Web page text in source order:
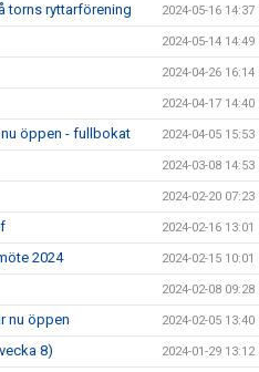
torns ryttarförening 2024-05-16 14:37
2024-05-14 14:49
2024-04-26 16:14
2024-04-17 14:40
öppen - fullbokat 2024-04-05 15:53
2024-03-08 14:53
2024-02-20 07:23
2024-02-16 13:01
2024 2024-02-15 10:01
2024-02-08 09:28
nu öppen 2024-02-05 13:40
8) 2024-01-29 13:12